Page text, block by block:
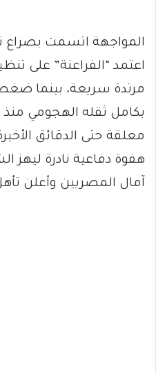
المواجهة اتسمت بصراع
اعتمد “الفراعنة” على
مرتدة سريعة، بينما
بكامل ثقله الهجومي منذ
معلقة حتى الدقائق
هفوة دفاعية نادرة ليهز
آمال المصريين وأعلن